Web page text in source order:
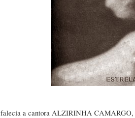
a cantora ALZIRINHA CAMARGO,